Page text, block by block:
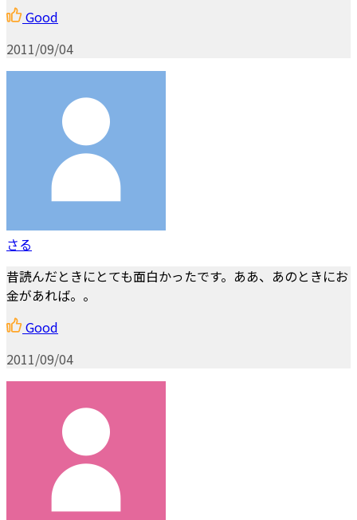
Good
2011/09/04
さる
昔読んだときにとても面白かったです。ああ、あのときにお
金があれば。。
Good
2011/09/04